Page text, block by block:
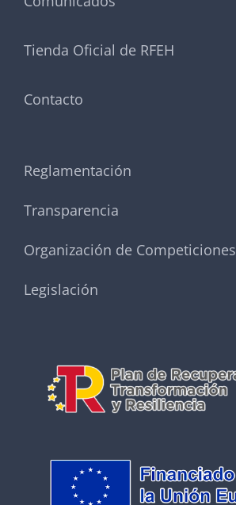
Tienda Oficial de RFEH
Contacto
Reglamentación
Transparencia
Organización de Competiciones
Legislación